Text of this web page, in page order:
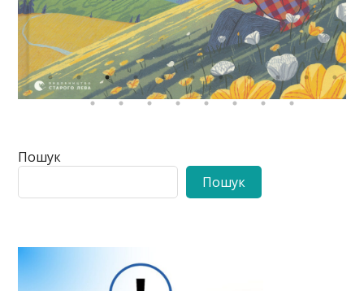
Пошук
Пошук